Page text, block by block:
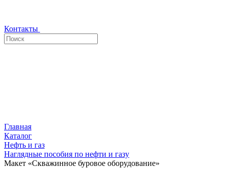
Контакты
Главная
Каталог
Нефть и газ
Наглядные пособия по нефти и газу
Макет «Скважинное буровое оборудование»